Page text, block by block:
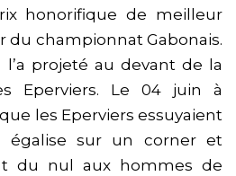
honorifique de meilleur
du championnat Gabonais.
l’a projeté au devant de la
Eperviers. Le 04 juin à
les Eperviers essuyaient
égalise sur un corner et
du nul aux hommes de